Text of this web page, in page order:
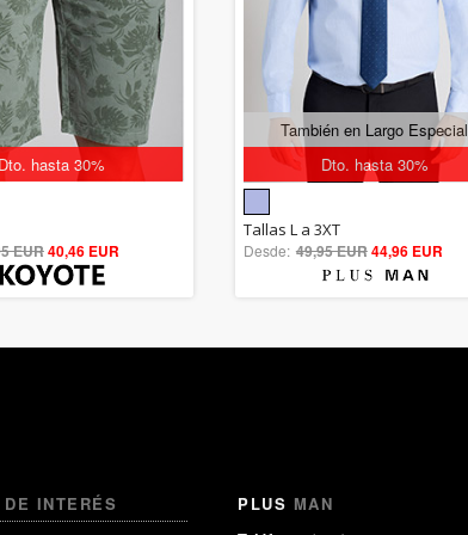
Dto. hasta 30%
out of 5
EUR40,46 EUR
Dto. hasta 30%
También en Largo Especial
5.00
out of 5
Tallas L a 3XT
Desde: 49,95 EUR44,96 EUR
DE INTERÉS PLUS MAN